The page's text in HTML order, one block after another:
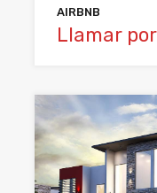
AIRBNB
Llamar